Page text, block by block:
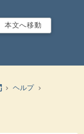
本文へ移動
ヘルプ